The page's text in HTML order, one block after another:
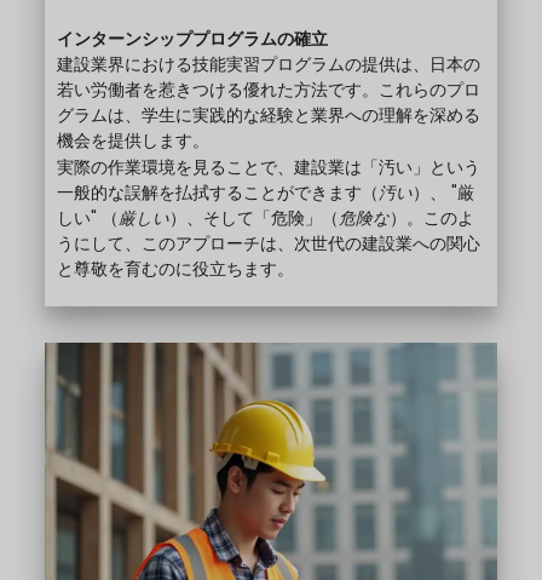
インターンシッププログラムの確立
建設業界における技能実習プログラムの提供は、日本の
若い労働者を惹きつける優れた方法です。これらのプロ
グラムは、学生に実践的な経験と業界への理解を深める
機会を提供します。
実際の作業環境を見ることで、建設業は「汚い」という
一般的な誤解を払拭することができます（汚い）、 "厳
しい" （厳しい）、そして「危険」（危険な）。このよ
うにして、このアプローチは、次世代の建設業への関心
と尊敬を育むのに役立ちます。